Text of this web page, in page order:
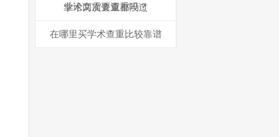
业论文需要查重吗？
学术两次查重都没过
在哪里买学术查重比较靠谱